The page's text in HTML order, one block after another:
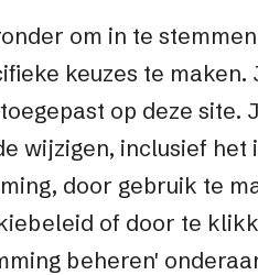
om in te
keuzes te maken.
op deze site.
wijzigen, inclusief het
door gebruik te
of door te
beheren'